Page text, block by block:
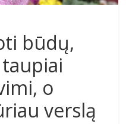
būdų,
o
verslą